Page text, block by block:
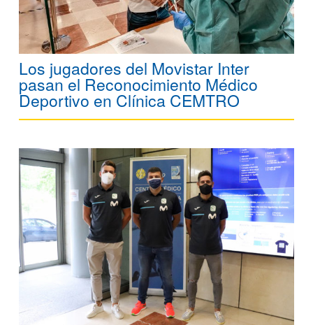
Los jugadores del Movistar Inter
pasan el Reconocimiento Médico
Deportivo en Clínica CEMTRO